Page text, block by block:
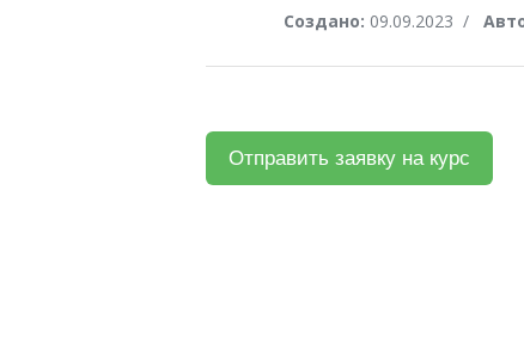
Создано: 09.09.2023 /